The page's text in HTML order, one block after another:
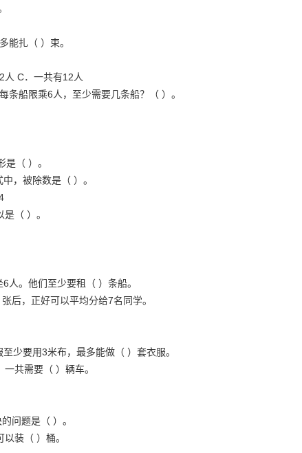
能扎（ ）束。
人 C．一共有12人
条船限乘6人，至少需要几条船？（ ）。
（ ）。
，被除数是（ ）。
（ ）。
人。他们至少要租（ ）条船。
后，正好可以平均分给7名同学。
少要用3米布，最多能做（ ）套衣服。
共需要（ ）辆车。
问题是（ ）。
装（ ）桶。